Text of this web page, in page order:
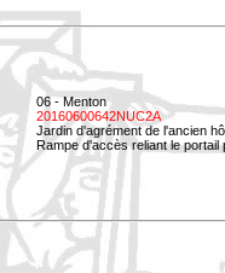
06 - Menton
20160600642NUC2A
Jardin d'agrément de l'ancien
Rampe d'accès reliant le portail